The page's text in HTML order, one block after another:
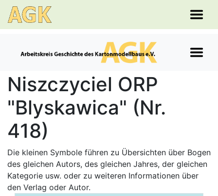
Niszczyciel ORP
"Blyskawica" (Nr.
418)
Die kleinen Symbole führen zu Übersichten über Bogen
des gleichen Autors, des gleichen Jahres, der gleichen
Kategorie usw. oder zu weiteren Informationen über
den Verlag oder Autor.